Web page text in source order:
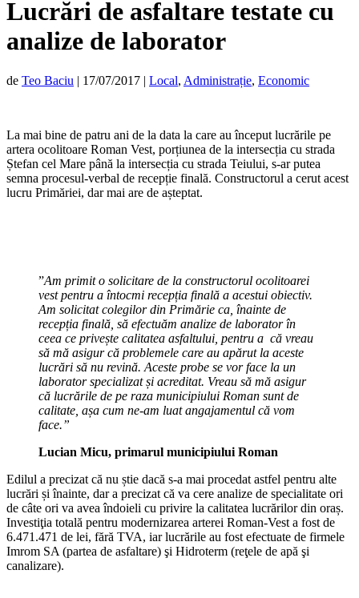
Lucrări de asfaltare testate cu
analize de laborator
de Teo Baciu | 17/07/2017 | Local, Administrație, Economic
La mai bine de patru ani de la data la care au început lucrările pe
artera ocolitoare Roman Vest, porțiunea de la intersecția cu strada
Ștefan cel Mare până la intersecția cu strada Teiului, s-ar putea
semna procesul-verbal de recepție finală. Constructorul a cerut acest
lucru Primăriei, dar mai are de așteptat.
”Am primit o solicitare de la constructorul ocolitoarei
vest pentru a întocmi recepția finală a acestui obiectiv.
Am solicitat colegilor din Primărie ca, înainte de
recepția finală, să efectuăm analize de laborator în
ceea ce privește calitatea asfaltului, pentru a că vreau
să mă asigur că problemele care au apărut la aceste
lucrări să nu revină. Aceste probe se vor face la un
laborator specializat și acreditat. Vreau să mă asigur
că lucrările de pe raza municipiului Roman sunt de
calitate, așa cum ne-am luat angajamentul că vom
face.”
Lucian Micu, primarul municipiului Roman
Edilul a precizat că nu știe dacă s-a mai procedat astfel pentru alte
lucrări și înainte, dar a precizat că va cere analize de specialitate ori
de câte ori va avea îndoieli cu privire la calitatea lucrărilor din oraș.
Investiţia totală pentru modernizarea arterei Roman-Vest a fost de
6.471.471 de lei, fără TVA, iar lucrările au fost efectuate de firmele
Imrom SA (partea de asfaltare) şi Hidroterm (reţele de apă şi
canalizare).